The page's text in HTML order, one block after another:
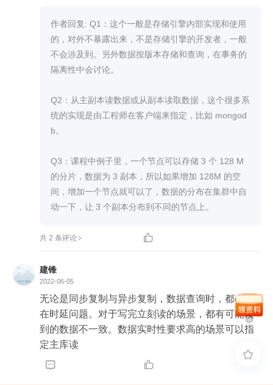
中会存在多行不同版本号的数据吗？（对于一行数
据，只要一个字段变化，就增加一行，用新的版本
号标识）
Q2：多副本节点时，需要一个独立的调度器吗？
数据，那么，对于一次读请求，怎么决定从哪个节
点读取数据？需要一个独立于这些主、从副本节点
的调度器吗？另外，对于细粒度副本方案，更为复
Q3：细粒度方案中，新数据会创建新数据块并增加
机器吗？
文中的示例中，数据集为4*128M，占满了四台机
器。那么，此时有新的数据后，怎么处理？因为机
28M数据块，将此数据块存到新的机器上。是这样
（文中的例子，副本数为3，至少增加3台机器）。
作者回复: Q1：这个一般是存储引擎内部实现和使用
的，对外不暴露出来，不是存储引擎的开发者，一般
不会涉及到。另外数据按版本存储和查询，在事务的
隔离性中会讨论。
Q2：从主副本读数据或从副本读取数据，这个很多系
统的实现是由工程师在客户端来指定，比如 mongod
b。
Q3：课程中例子里，一个节点可以存储 3 个 128 M
的分片，数据为 3 副本，所以如果增加 128M 的空
间，增加一个节点就可以了，数据的分布在集群中自
动一下，让 3 个副本分布到不同的节点上。
共 2 条评论 
建锋
2022-06-05
无论是同步复制与异步复制，数据查询时，都会存
在时延问题。对于写完立刻读的场景，都有可能读
到的数据不一致。数据实时性要求高的场景可以指
定主库读
 
